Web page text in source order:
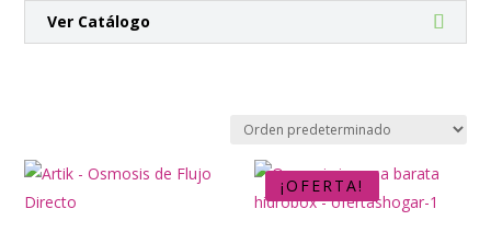
Ver Catálogo
¡OFERTA!